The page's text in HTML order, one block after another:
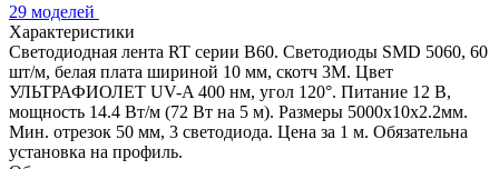
29 моделей
Характеристики
Светодиодная лента RT серии B60. Светодиоды SMD 5060, 60
шт/м, белая плата шириной 10 мм, скотч 3M. Цвет
УЛЬТРАФИОЛЕТ UV-A 400 нм, угол 120°. Питание 12 В,
мощность 14.4 Вт/м (72 Вт на 5 м). Размеры 5000x10x2.2мм.
Мин. отрезок 50 мм, 3 светодиода. Цена за 1 м. Обязательна
установка на профиль.